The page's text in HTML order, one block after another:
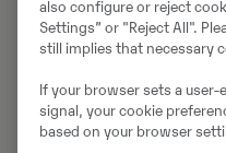
flygplats, så har vi
vill besöka oss är det
Vad har du för
— Att vi får många
also configure or reject
Settings” or "Reject All".
still implies that necessary
If your browser sets a
signal, your cookie
based on your browser